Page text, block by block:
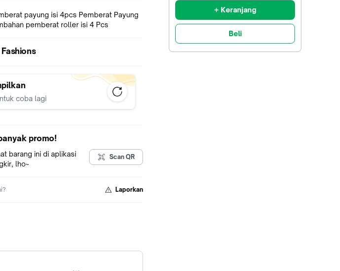
+ Keranjang
Beli
isi 4pcs Pemberat Payung
pemberat roller isi 4 Pcs
Fashions
coba lagi
promo!
barang ini di aplikasi
lho~
Scan QR
Laporkan